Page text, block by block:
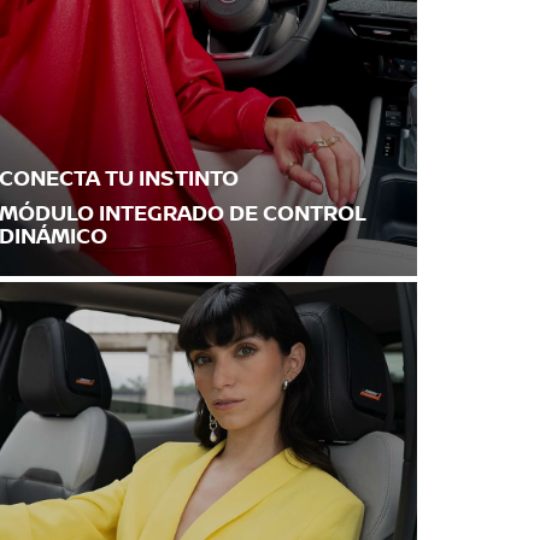
TU INSTINTO
INTEGRADO DE CONTROL